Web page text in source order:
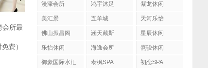
会所最
费）
漫濠会所 鸿宇沐足 紫龙休闲
美汇景 五羊城 天河乐怡
佛山振昌阁 涵天戴斯 星辰休闲
乐怡休闲 海逸会所 熹骏休闲
御豪国际水汇 泰枫SPA 初恋SPA